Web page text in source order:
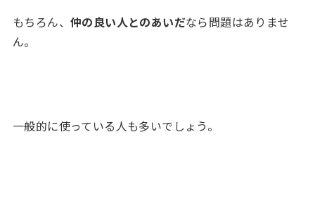
もちろん、 仲の良い人とのあいだなら問題はありませ
ん。
一般的に使っている人も多いでしょう。